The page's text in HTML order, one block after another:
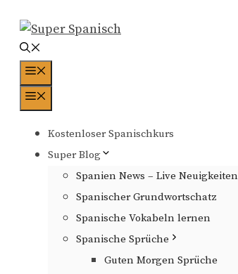
Inhalt
springen
Kostenloser Spanischkurs
Super Blog
Spanien News – Live Neuigkeiten
Spanischer Grundwortschatz
Spanische Vokabeln lernen
Spanische Sprüche
Guten Morgen Sprüche